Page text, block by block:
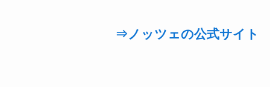
⇒ノッツェの公式サイト